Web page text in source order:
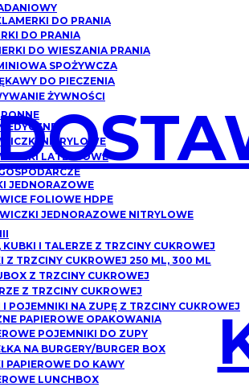
DO PRANIA
DO PRANIA
DO WIESZANIA PRANIA
SPOŻYWCZA
DO PIECZENIA
ŻYWNOŚCI
NITRYLOWE
LATEKSOWE
JEDNORAZOWE
FOLIOWE HDPE
JEDNORAZOWE NITRYLOWE
I TALERZE Z TRZCINY CUKROWEJ
Z TRZCINY CUKROWEJ 250 ML, 300 ML
Z TRZCINY CUKROWEJ
Z TRZCINY CUKROWEJ
I POJEMNIKI NA ZUPĘ Z TRZCINY CUKROWEJ
PAPIEROWE OPAKOWANIA
POJEMNIKI DO ZUPY
NA BURGERY/BURGER BOX
PAPIEROWE DO KAWY
LUNCHBOX